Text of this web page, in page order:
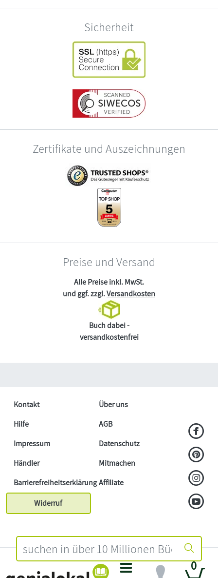
0
Sicherheit
Zertifikate und Auszeichnungen
Preise und Versand
Alle Preise inkl. MwSt.
und ggf. zzgl.Versandkosten
Buch dabei -
versandkostenfrei
Kontakt
Über uns
Hilfe
AGB
Impressum
Datenschutz
Händler
Mitmachen
BarrierefreiheitserklärungAffiliate
Widerruf